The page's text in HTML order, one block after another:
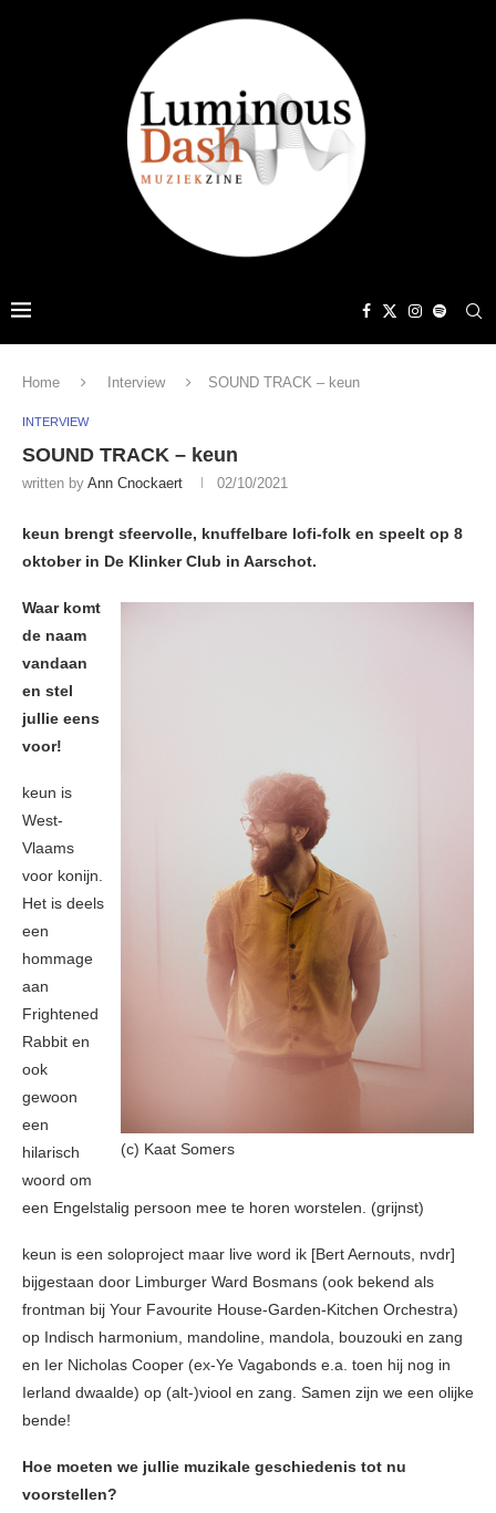
Home Interview SOUND TRACK – keun
INTERVIEW
SOUND TRACK – keun
written by Ann Cnockaert 02/10/2021
keun brengt sfeervolle, knuffelbare lofi-folk en speelt op 8
oktober in De Klinker Club in Aarschot.
(c) Kaat Somers
Waar komt
de naam
vandaan
en stel
jullie eens
voor!
keun is
West-
Vlaams
voor konijn.
Het is deels
een
hommage
aan
Frightened
Rabbit en
ook
gewoon
een
hilarisch
woord om
een Engelstalig persoon mee te horen worstelen. (grijnst)
keun is een soloproject maar live word ik [Bert Aernouts, nvdr]
bijgestaan door Limburger Ward Bosmans (ook bekend als
frontman bij Your Favourite House-Garden-Kitchen Orchestra)
op Indisch harmonium, mandoline, mandola, bouzouki en zang
en Ier Nicholas Cooper (ex-Ye Vagabonds e.a. toen hij nog in
Ierland dwaalde) op (alt-)viool en zang. Samen zijn we een olijke
bende!
Hoe moeten we jullie muzikale geschiedenis tot nu
voorstellen?